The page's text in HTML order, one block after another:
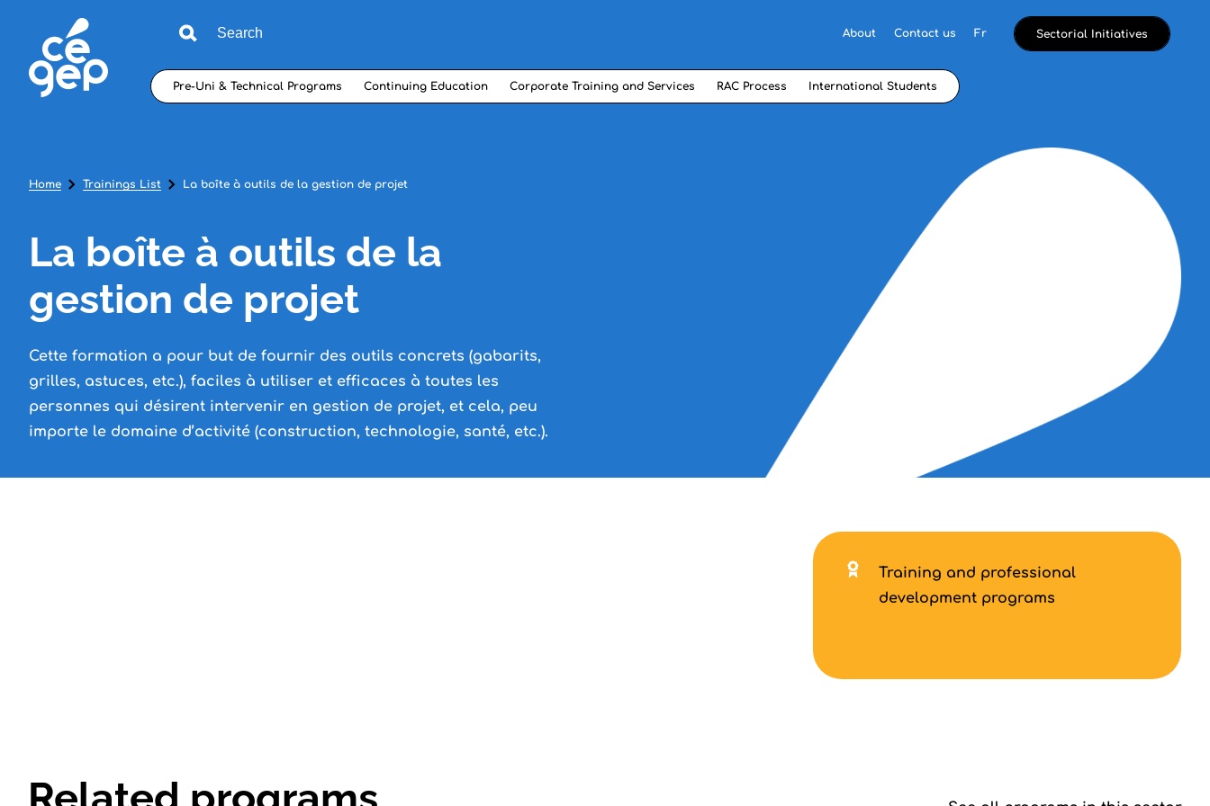
About Contact us Fr Sectorial Initiatives
Pre-Uni & Technical Programs Continuing Education Corporate Training and Services RAC Process International Students
Home Trainings List La boîte à outils de la gestion de projet
La boîte à outils de la
gestion de projet
Cette formation a pour but de fournir des outils concrets (gabarits,
grilles, astuces, etc.), faciles à utiliser et efficaces à toutes les
personnes qui désirent intervenir en gestion de projet, et cela, peu
importe le domaine d’activité (construction, technologie, santé, etc.).
Training and professional
development programs
Related programs